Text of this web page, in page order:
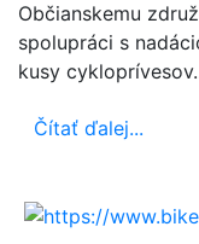
Občianskemu
spolupráci s
kusy
Čítať ďalej...